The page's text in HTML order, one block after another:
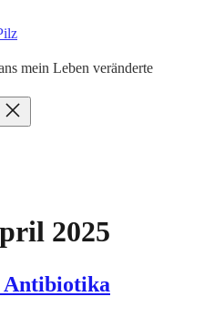
mein Leben veränderte
2025